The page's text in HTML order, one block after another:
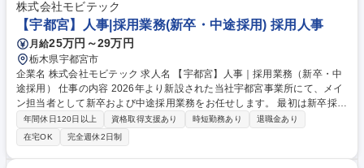
業種からお取引を頂いております。 募集職種 【宇都宮】電気施工管理◆
有給取得率100％の優良企業で働きませんか？
株式会社モビテック
【宇都宮】人事|採用業務(新卒・中途採用) 採用人事
月給25万円～29万円
栃木県宇都宮市
企業名 株式会社モビテック 求人名 【宇都宮】人事｜採用業務（新卒・中
途採用） 仕事の内容 2026年より新設された当社宇都宮事業所にて、メイ
ン担当者として新卒および中途採用業務をお任せします。 最初は新卒採用
からスタートし、慣れてきたら徐々に中途採用もお任せします。将来的に
は、採用以外にも業務の幅を広げていただき、人事業務全般をお任せしま
す。 ※栃木県内の学校はもちろんのこと、関東圏内の理系の学校へ訪問い
ただく機会もございます ※イベントや面接対応で月に1回程度土日の出社
年間休日120日以上 資格取得支援あり 時短勤務あり
退職金あり
在宅OK
完全週休2日制